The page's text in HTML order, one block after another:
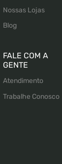
Nossas Lojas
Blog
FALE COM A
GENTE
Trabalhe Conosco
Atendimento